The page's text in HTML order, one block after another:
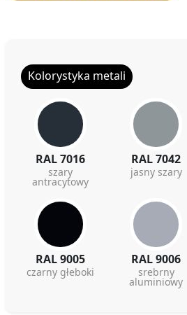
Kolorystyka metali
RAL 7016
szary
antracytowy
RAL 7042
jasny szary
RAL 9005
czarny głeboki
RAL 9006
srebrny
aluminiowy